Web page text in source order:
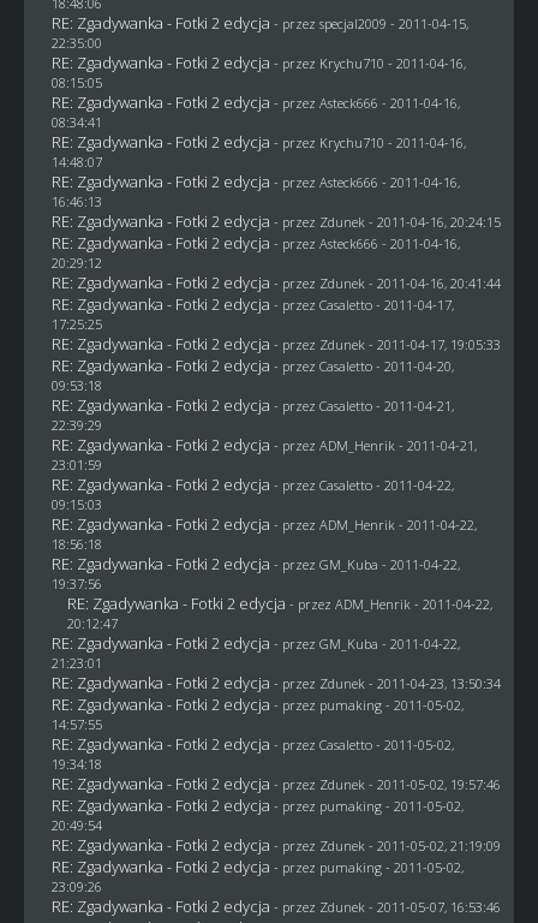
RE: Zgadywanka - Fotki 2 edycja - przez specjal2009 - 2011-04-15,
22:35:00
RE: Zgadywanka - Fotki 2 edycja - przez Krychu710 - 2011-04-16,
08:15:05
RE: Zgadywanka - Fotki 2 edycja - przez Asteck666 - 2011-04-16,
08:34:41
RE: Zgadywanka - Fotki 2 edycja - przez Krychu710 - 2011-04-16,
14:48:07
RE: Zgadywanka - Fotki 2 edycja - przez Asteck666 - 2011-04-16,
16:46:13
RE: Zgadywanka - Fotki 2 edycja - przez Zdunek - 2011-04-16, 20:24:15
RE: Zgadywanka - Fotki 2 edycja - przez Asteck666 - 2011-04-16,
20:29:12
RE: Zgadywanka - Fotki 2 edycja - przez Zdunek - 2011-04-16, 20:41:44
RE: Zgadywanka - Fotki 2 edycja - przez Casaletto- 2011-04-17,
17:25:25
RE: Zgadywanka - Fotki 2 edycja - przez Zdunek - 2011-04-17, 19:05:33
RE: Zgadywanka - Fotki 2 edycja - przez Casaletto- 2011-04-20,
09:53:18
RE: Zgadywanka - Fotki 2 edycja - przez Casaletto- 2011-04-21,
22:39:29
RE: Zgadywanka - Fotki 2 edycja - przez ADM_Henrik - 2011-04-21,
23:01:59
RE: Zgadywanka - Fotki 2 edycja - przez Casaletto- 2011-04-22,
09:15:03
RE: Zgadywanka - Fotki 2 edycja - przez ADM_Henrik - 2011-04-22,
18:56:18
RE: Zgadywanka - Fotki 2 edycja - przez GM_Kuba - 2011-04-22,
19:37:56
RE: Zgadywanka - Fotki 2 edycja - przez ADM_Henrik - 2011-04-22,
20:12:47
RE: Zgadywanka - Fotki 2 edycja - przez GM_Kuba - 2011-04-22,
21:23:01
RE: Zgadywanka - Fotki 2 edycja - przez Zdunek - 2011-04-23, 13:50:34
RE: Zgadywanka - Fotki 2 edycja - przez pumaking- 2011-05-02,
14:57:55
RE: Zgadywanka - Fotki 2 edycja - przez Casaletto- 2011-05-02,
19:34:18
RE: Zgadywanka - Fotki 2 edycja - przez Zdunek - 2011-05-02, 19:57:46
RE: Zgadywanka - Fotki 2 edycja - przez pumaking- 2011-05-02,
20:49:54
RE: Zgadywanka - Fotki 2 edycja - przez Zdunek - 2011-05-02, 21:19:09
RE: Zgadywanka - Fotki 2 edycja - przez pumaking- 2011-05-02,
23:09:26
RE: Zgadywanka - Fotki 2 edycja - przez Zdunek - 2011-05-07, 16:53:46